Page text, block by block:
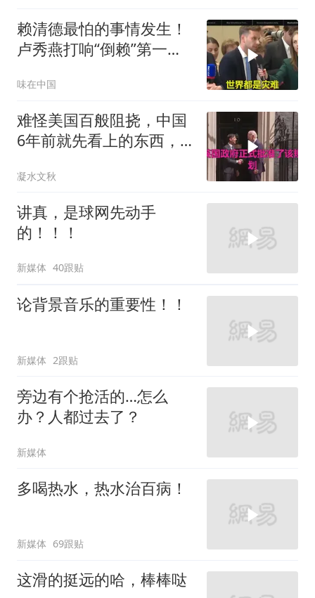
赖清德最怕的事情发生！
卢秀燕打响“倒赖”第一
味在中国
难怪美国百般阻挠，中国
6年前就先看上的东西，
凝水文秋
讲真，是球网先动手
的！！！
新媒体 40跟贴
论背景音乐的重要性！！
新媒体 2跟贴
旁边有个抢活的…怎么
办？人都过去了？
新媒体
多喝热水，热水治百病！
新媒体 69跟贴
这滑的挺远的哈，棒棒哒